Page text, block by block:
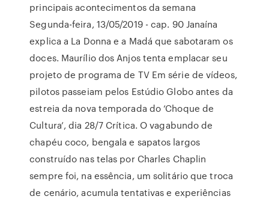
principais acontecimentos da semana
Segunda-feira, 13/05/2019 - cap. 90 Janaína
explica a La Donna e a Madá que sabotaram os
doces. Maurílio dos Anjos tenta emplacar seu
projeto de programa de TV Em série de vídeos,
pilotos passeiam pelos Estúdio Globo antes da
estreia da nova temporada do ‘Choque de
Cultura’, dia 28/7 Crítica. O vagabundo de
chapéu coco, bengala e sapatos largos
construído nas telas por Charles Chaplin
sempre foi, na essência, um solitário que troca
de cenário, acumula tentativas e experiências